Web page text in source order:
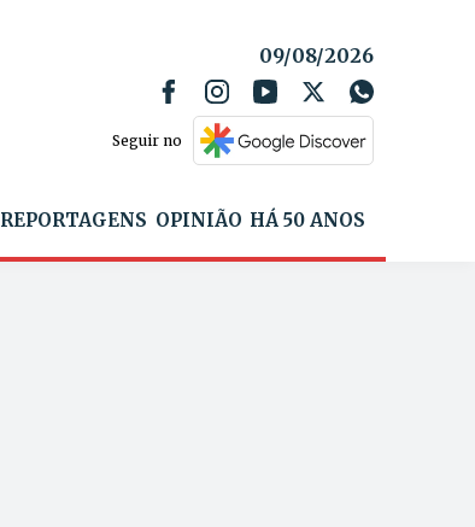
09/08/2026
Seguir no
REPORTAGENS OPINIÃO HÁ 50 ANOS